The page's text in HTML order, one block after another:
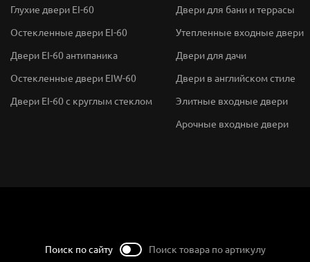
Глухие двери EI-60
Остекленные двери EI-60
Двери EI-60 антипаника
Остекленные двери EIW-60
Двери EI-60 с круглым стеклом
Двери для бани и террасы
Утепленные входные двери
Двери для дачи
Двери в английском стиле
Элитные входные двери
Арочные входные двери
Поиск по сайту Поиск товара по артикулу